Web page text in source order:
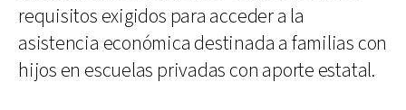
requisitos exigidos para acceder a la
asistencia económica destinada a familias con
hijos en escuelas privadas con aporte estatal.